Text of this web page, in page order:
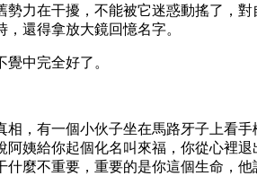
力在干擾，不能被它迷惑動搖了，
還得拿放大鏡回憶名字。
中完全好了。
，有一個小伙子坐在馬路牙子上看
姨給你起個化名叫來福，你從心裡
麼不重要，重要的是你這個生命，